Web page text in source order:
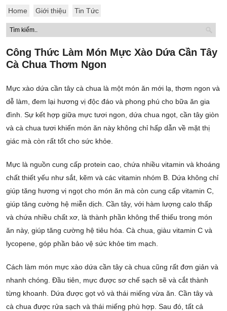
Home Giới thiệu Tin Tức
Công Thức Làm Món Mực Xào Dứa Cần Tây
Cà Chua Thơm Ngon
Mực xào dứa cần tây cà chua là một món ăn mới lạ, thơm ngon và
dễ làm, đem lại hương vị độc đáo và phong phú cho bữa ăn gia
đình. Sự kết hợp giữa mực tươi ngon, dứa chua ngọt, cần tây giòn
và cà chua tươi khiến món ăn này không chỉ hấp dẫn về mặt thị
giác mà còn rất tốt cho sức khỏe.
Mực là nguồn cung cấp protein cao, chứa nhiều vitamin và khoáng
chất thiết yếu như sắt, kẽm và các vitamin nhóm B. Dứa không chỉ
giúp tăng hương vị ngọt cho món ăn mà còn cung cấp vitamin C,
giúp tăng cường hệ miễn dịch. Cần tây, với hàm lượng calo thấp
và chứa nhiều chất xơ, là thành phần không thể thiếu trong món
ăn này, giúp tăng cường hệ tiêu hóa. Cà chua, giàu vitamin C và
lycopene, góp phần bảo vệ sức khỏe tim mạch.
Cách làm món mực xào dứa cần tây cà chua cũng rất đơn giản và
nhanh chóng. Đầu tiên, mực được sơ chế sạch sẽ và cắt thành
từng khoanh. Dứa được gọt vỏ và thái miếng vừa ăn. Cần tây và
cà chua được rửa sạch và thái miếng phù hợp. Sau đó, tất cả